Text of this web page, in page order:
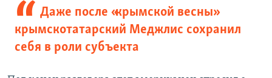
Даже после «крымской весны»
крымскотатарский Меджлис сохранил
себя в роли субъекта